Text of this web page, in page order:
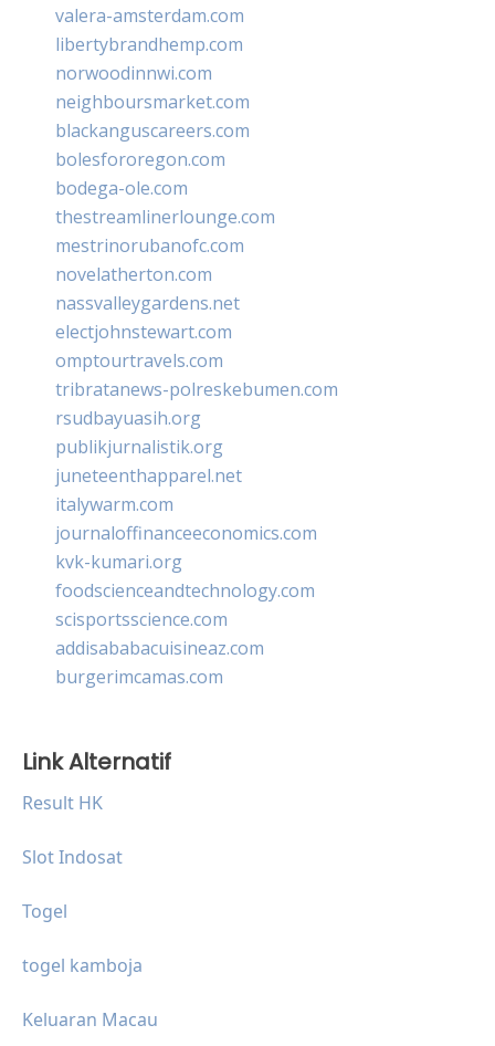
valera-amsterdam.com
libertybrandhemp.com
norwoodinnwi.com
neighboursmarket.com
blackanguscareers.com
bolesfororegon.com
bodega-ole.com
thestreamlinerlounge.com
mestrinorubanofc.com
novelatherton.com
nassvalleygardens.net
electjohnstewart.com
omptourtravels.com
tribratanews-polreskebumen.com
rsudbayuasih.org
publikjurnalistik.org
juneteenthapparel.net
italywarm.com
journaloffinanceeconomics.com
kvk-kumari.org
foodscienceandtechnology.com
scisportsscience.com
addisababacuisineaz.com
burgerimcamas.com
Link Alternatif
Result HK
Slot Indosat
Togel
togel kamboja
Keluaran Macau